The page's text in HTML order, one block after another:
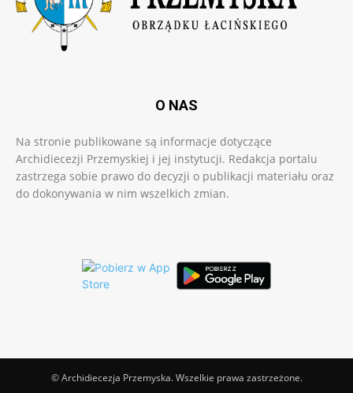
O NAS
Na stronie publikowane są informacje dotyczące
Archidiecezji Przemyskiej i jej instytucji. Redakcja portalu
zastrzega sobie prawo do decyzji o publikacji materiału oraz
do dokonywania w nim wszelkich zmian.
© Archidiecezja Przemyska. Wszelkie prawa zastrzeżone.